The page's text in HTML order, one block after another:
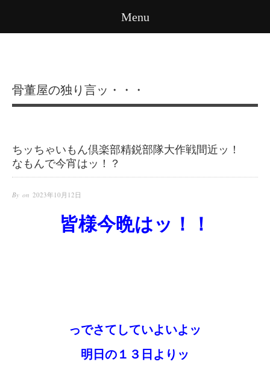
Menu
骨董屋の独り言ッ・・・
ちッちゃいもん倶楽部精鋭部隊大作戦間近ッ！
なもんで今宵はッ！？
By on 2023年10月12日
皆様今晩はッ！！
っでさてしていよいよッ
明日の１３日よりッ